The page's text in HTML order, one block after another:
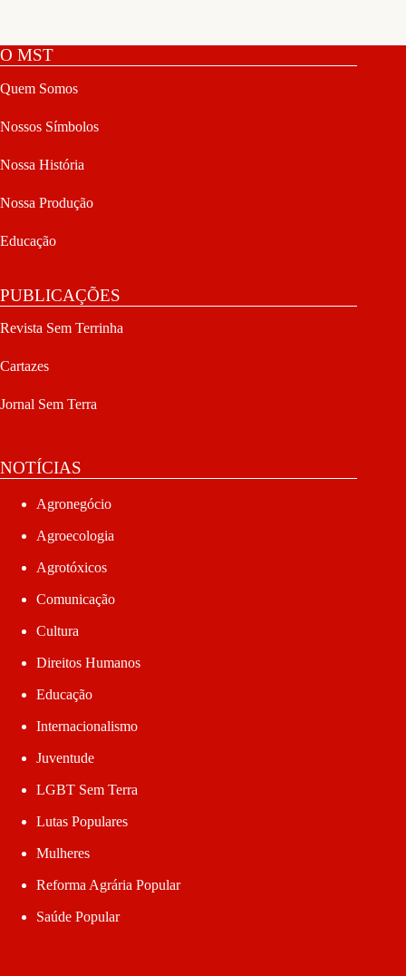
O MST
Quem Somos
Nossos Símbolos
Nossa História
Nossa Produção
Educação
PUBLICAÇÕES
Revista Sem Terrinha
Cartazes
Jornal Sem Terra
NOTÍCIAS
Agronegócio
Agroecologia
Agrotóxicos
Comunicação
Cultura
Direitos Humanos
Educação
Internacionalismo
Juventude
LGBT Sem Terra
Lutas Populares
Mulheres
Reforma Agrária Popular
Saúde Popular